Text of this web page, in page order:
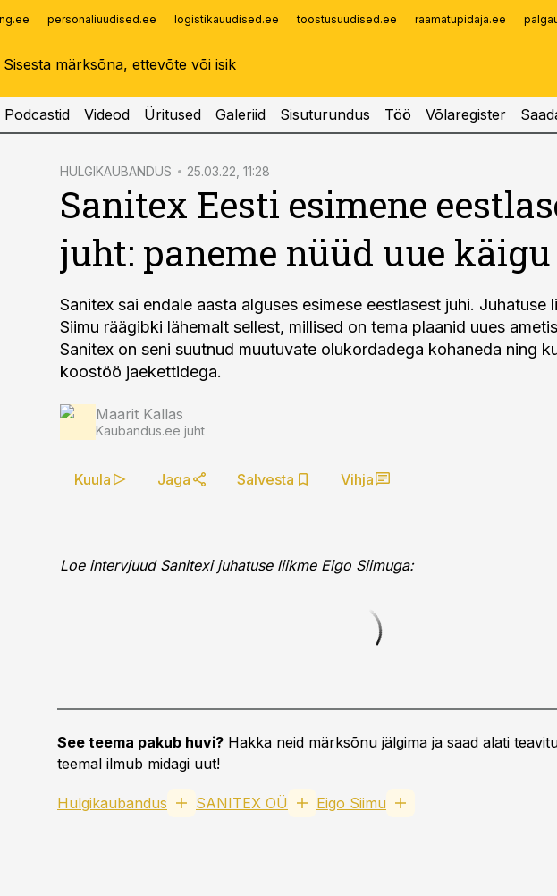
personaliuudised.ee logistikauudised.ee toostusuudised.ee raamatupidaja.ee
Infopank
Podcastid Videod Üritused Galeriid Sisuturundus Töö Võlaregister
HULGIKAUBANDUS 25.03.22, 11:28
Sanitex Eesti esimene
juht: paneme nüüd uue käigu
Sanitex sai endale aasta alguses esimese eestlasest juhi. Juhatuse
Siimu räägibki lähemalt sellest, millised on tema plaanid uues
Sanitex on seni suutnud muutuvate olukordadega kohaneda ning
koostöö jaekettidega.
Maarit Kallas
Kaubandus.ee juht
Kuula Jaga Salvesta Vihja
Loe intervjuud Sanitexi juhatuse liikme Eigo Siimuga:
See teema pakub huvi? Hakka neid märksõnu jälgima ja saad alati
teemal ilmub midagi uut!
Hulgikaubandus SANITEX OÜ Eigo Siimu